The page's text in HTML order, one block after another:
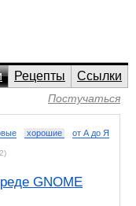
Рецепты
Ссылки
Постучаться
хорошие от А до Я
GNOME